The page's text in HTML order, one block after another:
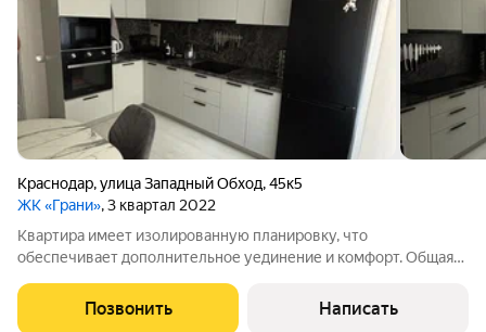
Краснодар,улица Западный Обход,45к5
ЖК «Грани», 3 квартал 2022
Квартира имеет изолированную планировку, что
обеспечивает дополнительное уединение и комфорт. Общая
оборудована электрической плитой и создана для приятного
времяпровождения за готовкой. Высота
Позвонить Написать